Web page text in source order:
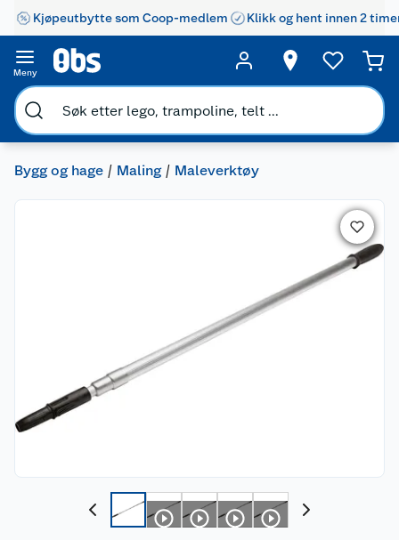
Kjøpeutbytte som Coop-medlem Klikk og hent innen 2
Meny
Bygg og hage Maling Maleverktøy